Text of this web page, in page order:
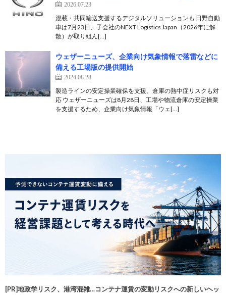
2026.07.23
混載・共同輸送支援するデジタルソリューションも 日野自動
車は7月23日、子会社のNEXT Logistics Japan（2026年に解
散）が取り組ん[…]
ウェザーニューズ、企業向け気象情報で落雷などに
備える工場版の提供開始
2024.08.28
製造ラインの安定操業確保を支援、倉庫の熱中症リスクも対
応 ウェザーニューズは8月28日、工場や物流倉庫の安定操業
を支援するため、企業向け気象情報「ウェ[…]
[PR]地政学リスク、港湾混雑…コンテナ運賃の変動リスクへの新しいヘッ